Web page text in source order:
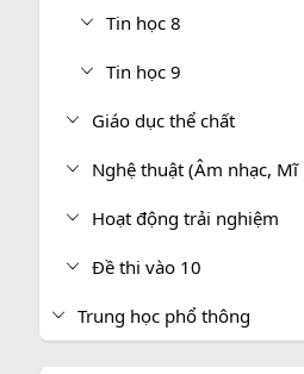
Tin học 8
Tin học 9
Giáo dục thể chất
Hoạt động trải nghiệm
Đề thi vào 10
Trung học phổ thông